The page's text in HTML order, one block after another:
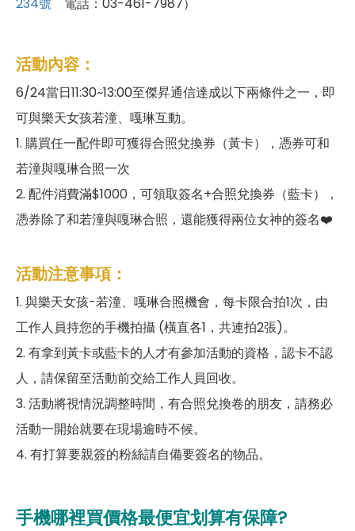
活動內容：
6/24當日11:30~13:00至傑昇通信達成以下兩條件之一，即
可與樂天女孩若潼、嘎琳互動。
1. 購買任一配件即可獲得合照兌換券（黃卡），憑券可和
若潼與嘎琳合照一次
2. 配件消費滿$1000，可領取簽名+合照兌換券（藍卡），
憑券除了和若潼與嘎琳合照，還能獲得兩位女神的簽名❤️
活動注意事項：
1. 與樂天女孩-若潼、嘎琳合照機會，每卡限合拍1次，由
工作人員持您的手機拍攝 (橫直各1，共連拍2張)。
2. 有拿到黃卡或藍卡的人才有參加活動的資格，認卡不認
人，請保留至活動前交給工作人員回收。
3. 活動將視情況調整時間，有合照兌換卷的朋友，請務必
活動一開始就要在現場逾時不候。
4. 有打算要親簽的粉絲請自備要簽名的物品。
手機哪裡買價格最便宜划算有保障?